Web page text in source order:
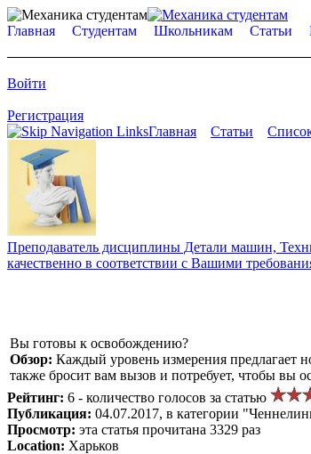
Главная Студентам Школьникам Статьи
Войти
Регистрация
Главная
Статьи
Преподаватель дисциплины Детали машин,
качественно в соответствии с Вашими
Вы готовы к освобождению?
Обзор: Каждый уровень измерения предлагает
также бросит вам вызов и потребует, чтобы вы
Рейтинг: 6 - количество голосов за статью
Публикация: 04.07.2017, в категории
Просмотр: эта статья прочитана 3329 раз
Location: Харьков